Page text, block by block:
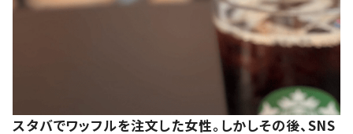
スタバでワッフルを注文した女性。しかしその後、SNS